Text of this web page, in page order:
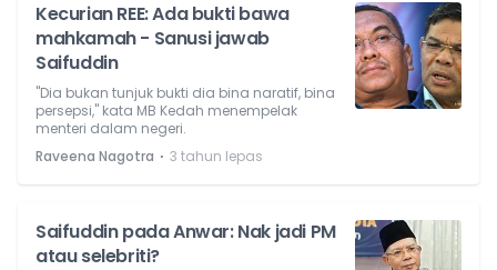
Kecurian REE: Ada bukti bawa
mahkamah - Sanusi jawab
Saifuddin
"Dia bukan tunjuk bukti dia bina naratif, bina
persepsi," kata MB Kedah menempelak
menteri dalam negeri.
Raveena Nagotra ⋅ 3 tahun lepas
Saifuddin pada Anwar: Nak jadi PM
atau selebriti?